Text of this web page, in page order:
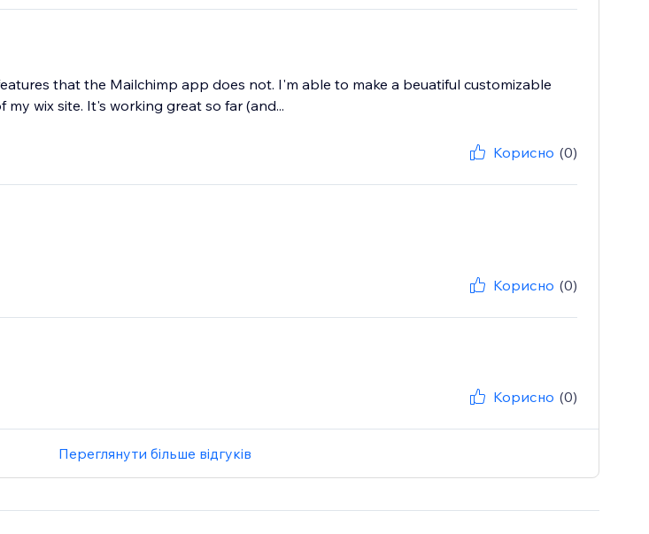
that the Mailchimp app does not. I'm able to make a beuatiful customizable
wix site. It's working great so far (and...
Корисно (0)
Корисно (0)
Корисно (0)
Переглянути більше відгуків